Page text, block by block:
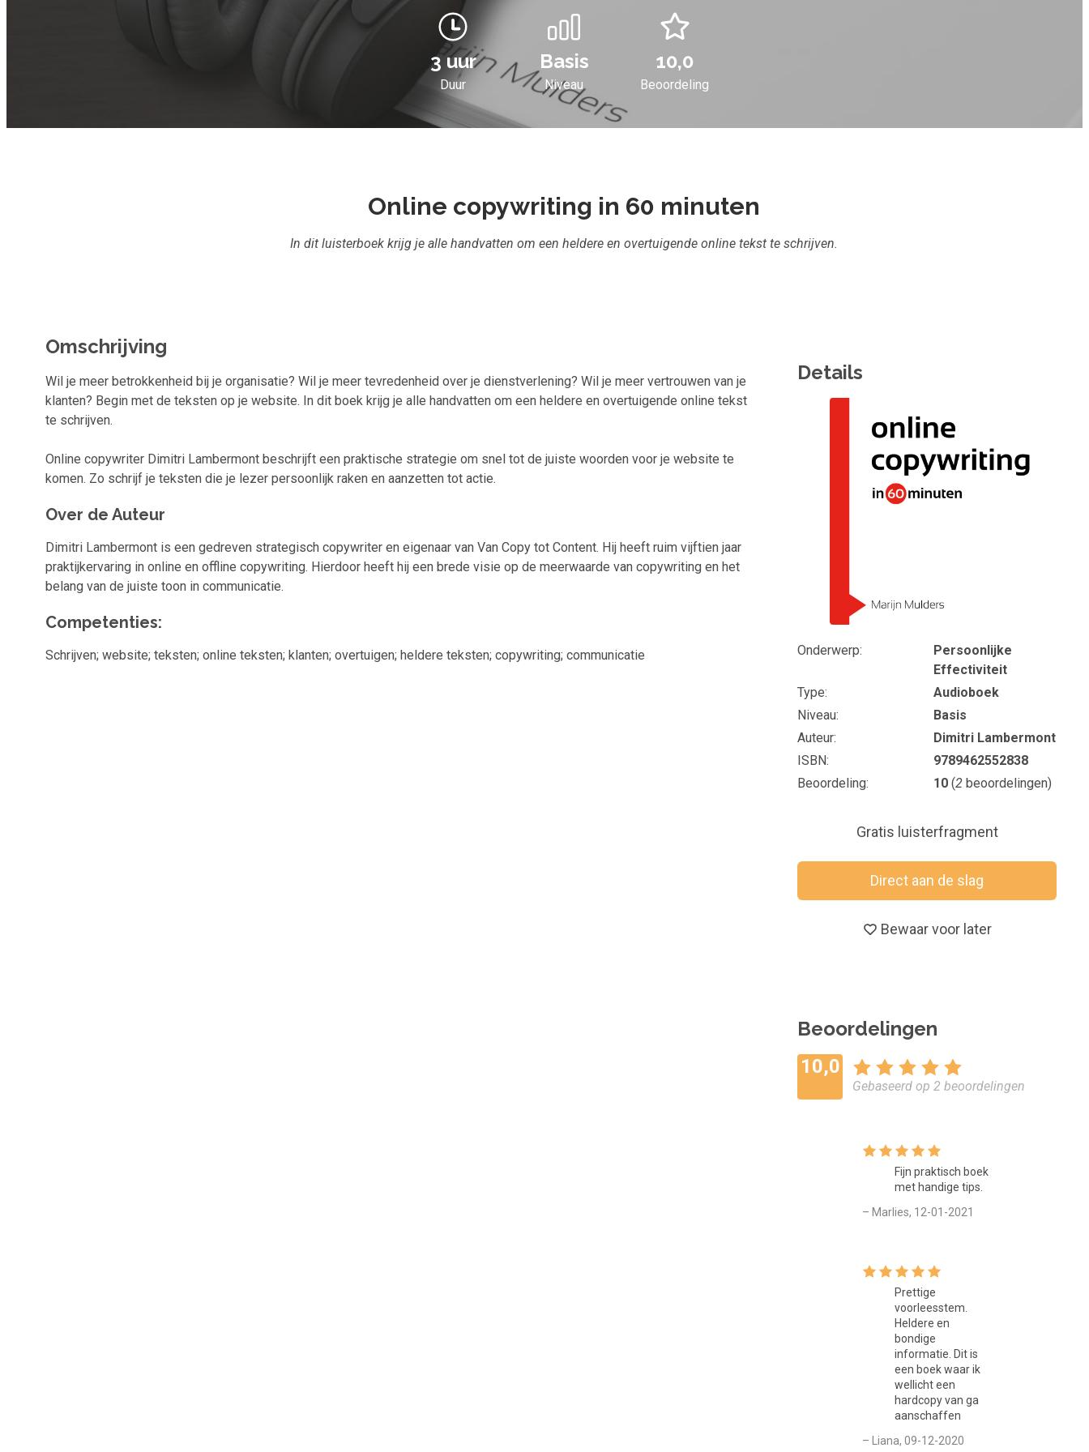
3 uur Basis 10,0
Duur Niveau Beoordeling
Online copywriting in 60 minuten
In dit luisterboek krijg je alle handvatten om een heldere en overtuigende online tekst te schrijven.
Omschrijving
Wil je meer betrokkenheid bij je organisatie? Wil je meer tevredenheid over je dienstverlening? Wil je meer vertrouwen van je
klanten? Begin met de teksten op je website. In dit boek krijg je alle handvatten om een heldere en overtuigende online tekst
te schrijven.
Online copywriter Dimitri Lambermont beschrijft een praktische strategie om snel tot de juiste woorden voor je website te
komen. Zo schrijf je teksten die je lezer persoonlijk raken en aanzetten tot actie.
Over de Auteur
Dimitri Lambermont is een gedreven strategisch copywriter en eigenaar van Van Copy tot Content. Hij heeft ruim vijftien jaar
praktijkervaring in online en offline copywriting. Hierdoor heeft hij een brede visie op de meerwaarde van copywriting en het
belang van de juiste toon in communicatie.
Competenties:
Schrijven; website; teksten; online teksten; klanten; overtuigen; heldere teksten; copywriting; communicatie
Details
Onderwerp
Persoonlijke
Effectiviteit
Type
Audioboek
Niveau
Basis
Auteur
Dimitri Lambermont
ISBN
9789462552838
Beoordeling
10 (2 beoordelingen)
Gratis luisterfragment
Direct aan de slag
Bewaar voor later
Beoordelingen
10,0
Gebaseerd op 2 beoordelingen
Fijn praktisch boek
met handige tips.
– Marlies, 12-01-2021
Prettige
voorleesstem.
Heldere en
bondige
informatie. Dit is
een boek waar ik
wellicht een
hardcopy van ga
aanschaffen
– Liana, 09-12-2020